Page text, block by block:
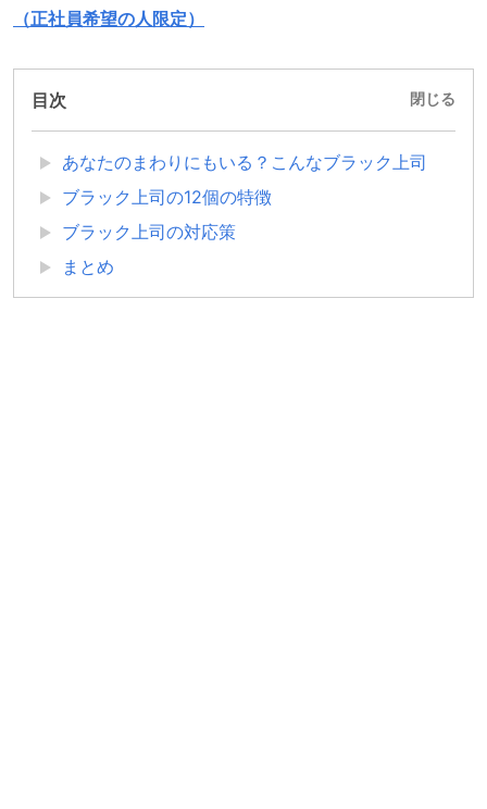
（正社員希望の人限定）
目次 閉じる
あなたのまわりにもいる？こんなブラック上司
ブラック上司の12個の特徴
ブラック上司の対応策
まとめ